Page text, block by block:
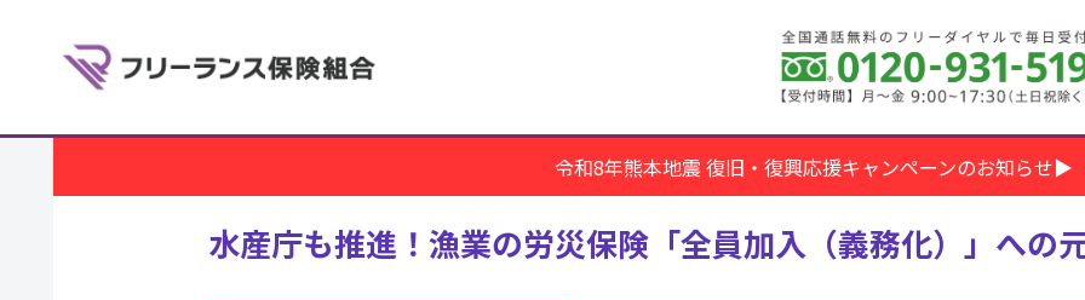
令和8年熊本地震 復旧・復興応援キャンペーンのお知らせ▶
水産庁も推進！漁業の労災保険「全員加入（義務化）」への